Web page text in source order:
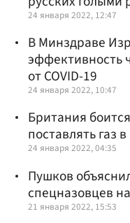
24 января 2022, 12:47
В Минздраве
эффективность
от COVID-19
24 января 2022, 10:47
Британия
поставлять газ
24 января 2022, 04:35
Пушков
спецназовцев
21 января 2022, 15:53